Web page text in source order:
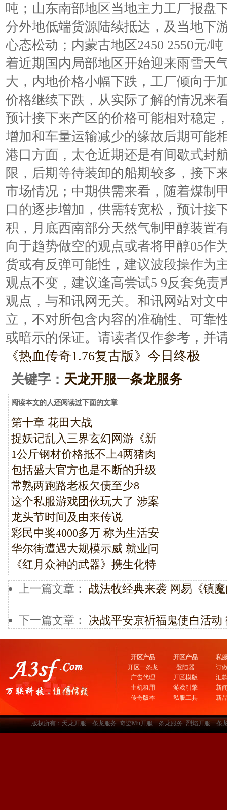
吨；山东南部地区当地主力工厂报盘
分外地低端货源陆续抵达，及当地下
心态松动；内蒙古地区2450 2550元/
着近期国内局部地区开始迎来雨雪天
大，内地价格小幅下跌，工厂倾向于
价格继续下跌，从实际了解的情况来
预计接下来产区的价格可能相对稳定
增加和车量运输减少的缘故后期可能
港口方面，太仓近期还是有间歇式封
限，后期等待装卸的船期较多，接下
市场情况；中期供需来看，随着煤制
口的逐步增加，供需转宽松，预计接
积，月底西南部分天然气制甲醇装置
向于趋势做空的观点或者将甲醇05作
货或有反弹可能性，建议波段操作为
观点不变，建议逢高尝试5 9反套免责
观点，与和讯网无关。和讯网站对文
立，不对所包含内容的准确性、可靠
或暗示的保证。请读者仅作参考，并
《热血传奇1.76复古版》今日终极
关键字： 天龙开服一条龙服务
阅读本文的人还阅读过下面的文章
第十章 花田大战
捉妖记乱入三界玄幻网游《新
1公斤钢材价格抵不上4两猪肉
包括盛大官方也是不断的升级
常熟两跑路老板欠债至少8
这个私服游戏团伙玩大了 涉案
龙头节时间及由来传说
彩民中奖4000多万 称为生活安
华尔街遭遇大规模示威 就业问
《红月众神的武器》携生化特
上一篇文章： 战法牧经典来袭 网易《镇
下一篇文章： 决战平安京祈福鬼使白活动
开区产品
开区一条龙
广告代理
主机租用
传奇版本
开区产品
登陆器
开区模版
游戏引擎
私服工具
私
订
汇
新
新
版权所有：天龙开服一条龙服务_奇迹Mu开服一条龙服务_烈焰开服一条